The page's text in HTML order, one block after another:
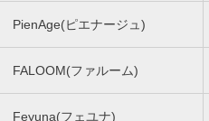
PienAge(ピエナージュ)
FALOOM(ファルーム)
Feyuna(フェユナ)